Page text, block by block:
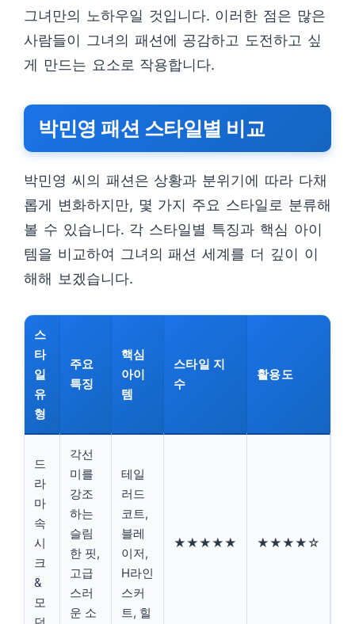
그녀만의 노하우일 것입니다. 이러한 점은 많은
사람들이 그녀의 패션에 공감하고 도전하고 싶
게 만드는 요소로 작용합니다.
박민영 패션 스타일별 비교
박민영 씨의 패션은 상황과 분위기에 따라 다채
롭게 변화하지만, 몇 가지 주요 스타일로 분류해
볼 수 있습니다. 각 스타일별 특징과 핵심 아이
템을 비교하여 그녀의 패션 세계를 더 깊이 이
해해 보겠습니다.
스
타
일
유
형
주요
특징
핵심
아이
템
스타일 지
수
활용도
드
라
마
속
시
크
&
모
각선
미를
강조
하는
슬림
한 핏,
고급
스러
운 소
테일
러드
코트,
블레
이저,
H라인
스커
트, 힐
★★★★★ ★★★★☆